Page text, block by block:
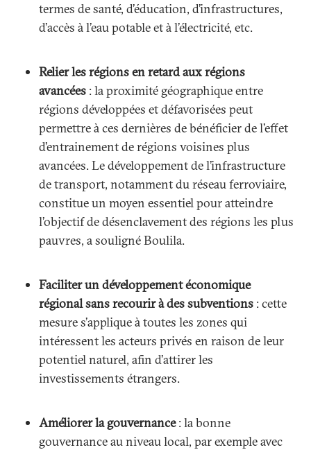
termes de santé, d’éducation, d’infrastructures,
d’accès à l’eau potable et à l’électricité, etc.
Relier les régions en retard aux régions
avancées : la proximité géographique entre
régions développées et défavorisées peut
permettre à ces dernières de bénéficier de l’effet
d’entrainement de régions voisines plus
avancées. Le développement de l’infrastructure
de transport, notamment du réseau ferroviaire,
constitue un moyen essentiel pour atteindre
l’objectif de désenclavement des régions les plus
pauvres, a souligné Boulila.
Faciliter un développement économique
régional sans recourir à des subventions : cette
mesure s’applique à toutes les zones qui
intéressent les acteurs privés en raison de leur
potentiel naturel, afin d’attirer les
investissements étrangers.
Améliorer la gouvernance: la bonne
gouvernance au niveau local, par exemple avec